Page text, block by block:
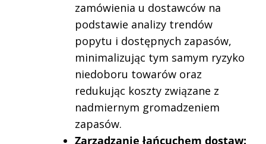
zamówienia u dostawców na
podstawie analizy trendów
popytu i dostępnych zapasów,
minimalizując tym samym ryzyko
niedoboru towarów oraz
redukując koszty związane z
nadmiernym gromadzeniem
zapasów.
Zarządzanie łańcuchem dostaw: